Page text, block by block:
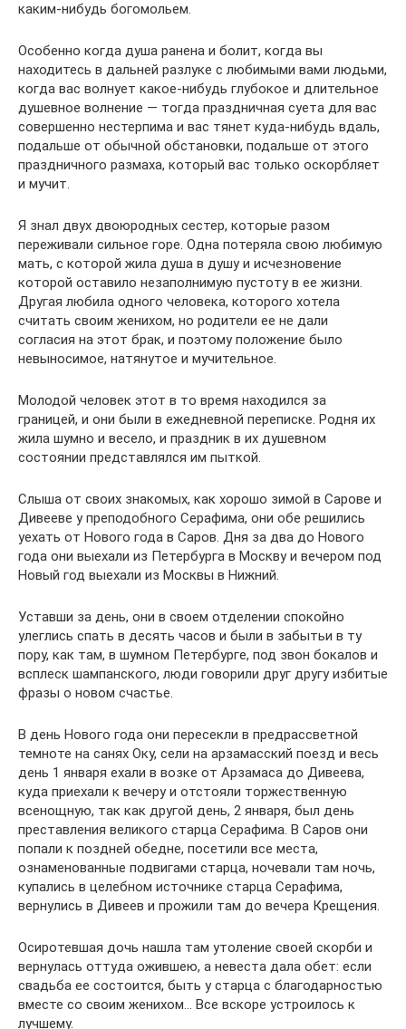
каким-нибудь богомольем.
Особенно когда душа ранена и болит, когда вы
находитесь в дальней разлуке с любимыми вами людьми,
когда вас волнует какое-нибудь глубокое и длительное
душевное волнение — тогда праздничная суета для вас
совершенно нестерпима и вас тянет куда-нибудь вдаль,
подальше от обычной обстановки, подальше от этого
праздничного размаха, который вас только оскорбляет
и мучит.
Я знал двух двоюродных сестер, которые разом
переживали сильное горе. Одна потеряла свою любимую
мать, с которой жила душа в душу и исчезновение
которой оставило незаполнимую пустоту в ее жизни.
Другая любила одного человека, которого хотела
считать своим женихом, но родители ее не дали
согласия на этот брак, и поэтому положение было
невыносимое, натянутое и мучительное.
Молодой человек этот в то время находился за
границей, и они были в ежедневной переписке. Родня их
жила шумно и весело, и праздник в их душевном
состоянии представлялся им пыткой.
Слыша от своих знакомых, как хорошо зимой в Сарове и
Дивееве у преподобного Серафима, они обе решились
уехать от Нового года в Саров. Дня за два до Нового
года они выехали из Петербурга в Москву и вечером под
Новый год выехали из Москвы в Нижний.
Уставши за день, они в своем отделении спокойно
улеглись спать в десять часов и были в забытьи в ту
пору, как там, в шумном Петербурге, под звон бокалов и
всплеск шампанского, люди говорили друг другу избитые
фразы о новом счастье.
В день Нового года они пересекли в предрассветной
темноте на санях Оку, сели на арзамасский поезд и весь
день 1 января ехали в возке от Арзамаса до Дивеева,
куда приехали к вечеру и отстояли торжественную
всенощную, так как другой день, 2 января, был день
преставления великого старца Серафима. В Саров они
попали к поздней обедне, посетили все места,
ознаменованные подвигами старца, ночевали там ночь,
купались в целебном источнике старца Серафима,
вернулись в Дивеев и прожили там до вечера Крещения.
Осиротевшая дочь нашла там утоление своей скорби и
вернулась оттуда ожившею, а невеста дала обет: если
свадьба ее состоится, быть у старца с благодарностью
вместе со своим женихом… Все вскоре устроилось к
лучшему.